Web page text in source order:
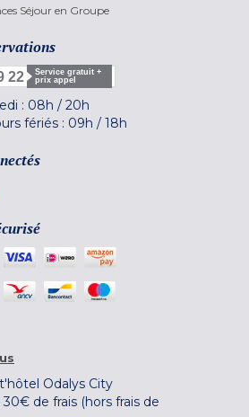
Séjour en Groupe
22
Service gratuit +
prix appel
: 08h / 20h
fériés : 09h / 18h
Odalys City
de frais (hors frais de